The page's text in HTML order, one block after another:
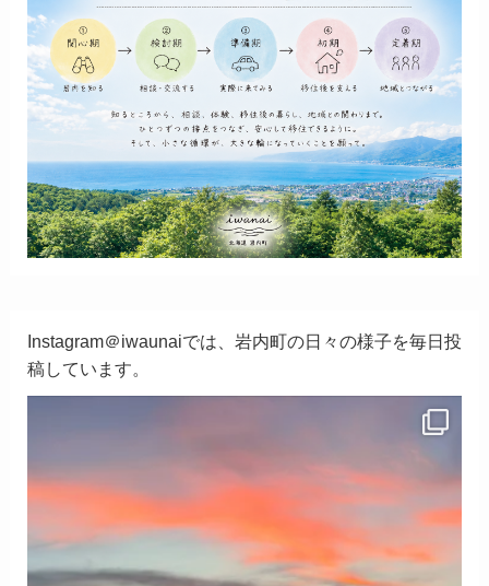
Instagram＠iwaunaiでは、岩内町の日々の様子を毎日投
稿しています。